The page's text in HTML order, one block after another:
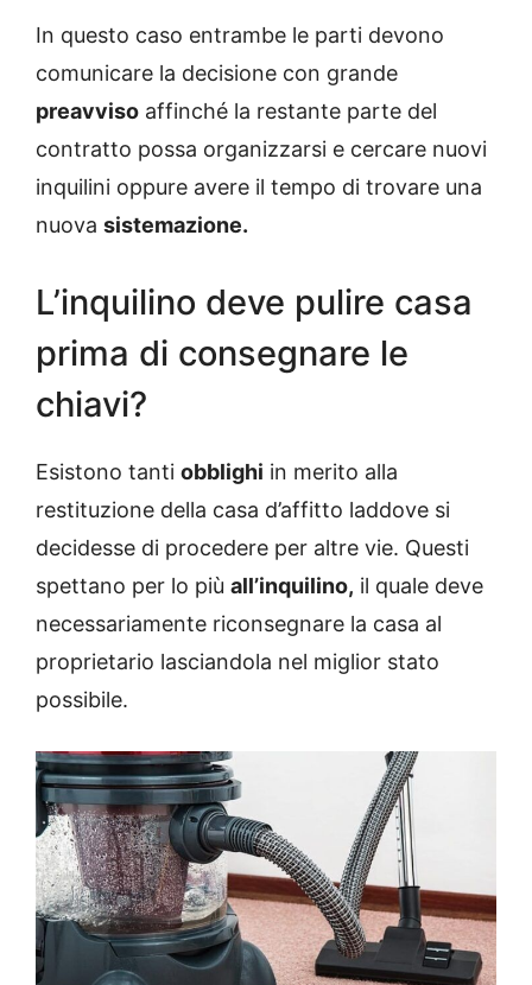
In questo caso entrambe le parti devono
comunicare la decisione con grande
preavviso affinché la restante parte del
contratto possa organizzarsi e cercare nuovi
inquilini oppure avere il tempo di trovare una
nuova sistemazione.
L’inquilino deve pulire casa
prima di consegnare le
chiavi?
Esistono tanti obblighi in merito alla
restituzione della casa d’affitto laddove si
decidesse di procedere per altre vie. Questi
spettano per lo più all’inquilino, il quale deve
necessariamente riconsegnare la casa al
proprietario lasciandola nel miglior stato
possibile.